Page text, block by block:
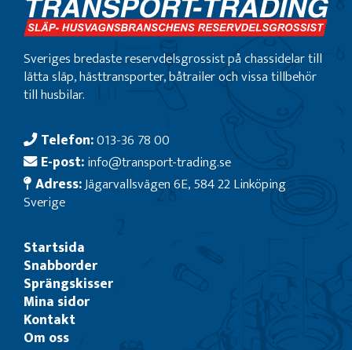
Sveriges bredaste reservdelsgrossist på chassidelar till
lätta släp, hästtransporter, båtrailer och vissa tillbehör
till husbilar.
Telefon:013-36 78 00
E-post:info@transport-trading.se
Adress:Jägarvallsvägen 6E, 584 22 Linköping
Sverige
Startsida
Snabborder
Sprängskisser
Mina sidor
Kontakt
Om oss